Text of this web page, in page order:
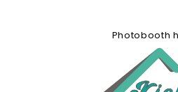
Photobooth